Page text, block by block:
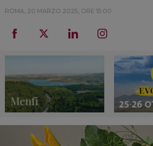
WINENEWS TV
ROMA, 20 MARZO 2025, ORE 15:00